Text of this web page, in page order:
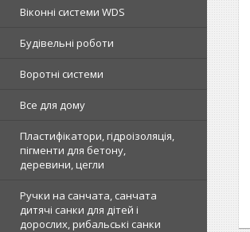
Віконні системи WDS
Будівельні роботи
Воротні системи
Все для дому
Пластифікатори, гідроізоляція,
пігменти для бетону,
деревини, цегли
Ручки на санчата, санчата
дитячі санки для дітей і
дорослих, рибальські санки